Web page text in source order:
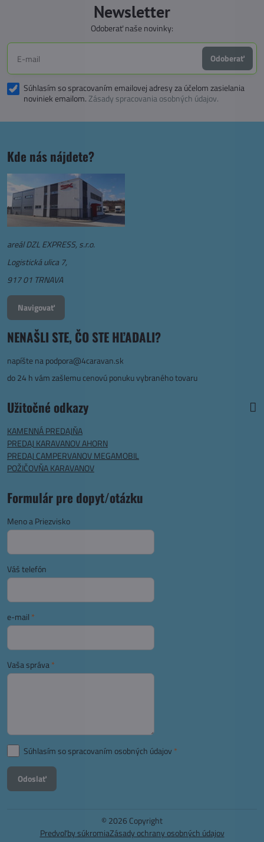
Newsletter
Odoberať naše novinky:
Odoberať
Súhlasím so spracovaním emailovej adresy za účelom zasielania
noviniek emailom.Zásady spracovania osobných údajov.
Kde nás nájdete?
areál DZL EXPRESS, s.r.o.
Logistická ulica 7,
917 01 TRNAVA
Navigovať
NENAŠLI STE, ČO STE HĽADALI?
napíšte napodpora@4caravan.sk
do 24 h vám zašlemu cenovú ponuku vybraného tovaru
Užitočné odkazy
KAMENNÁ PREDAJŇA
PREDAJ KARAVANOV AHORN
PREDAJ CAMPERVANOV MEGAMOBIL
POŽIČOVŇA KARAVANOV
Formulár pre dopyt/otázku
Meno a Priezvisko
Váš telefón
e-mail *
Vaša správa*
Súhlasím so spracovaním osobných údajov *
Odoslať
© 2026 Copyright
Predvoľby súkromiaZásady ochrany osobných údajov